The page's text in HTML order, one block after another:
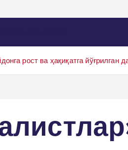
рост ва ҳақиқатга йўғрилган